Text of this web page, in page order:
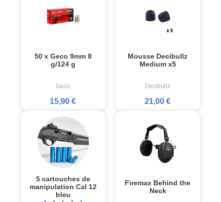
50 x Geco 9mm 8
g/124 g
Geco
15,90 €
Mousse Decibullz
Medium x5
Decibullz
21,00 €
5 cartouches de
manipulation Cal 12
bleu
Firemax Behind the
Neck